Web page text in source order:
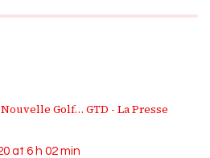
Golf… GTD - La Presse
at 6 h 02 min